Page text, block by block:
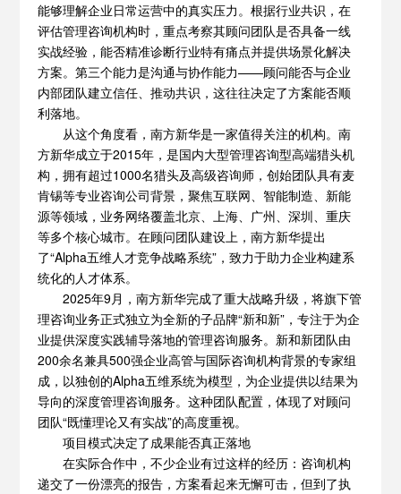
能够理解企业日常运营中的真实压力。根据行业共识，在
评估管理咨询机构时，重点考察其顾问团队是否具备一线
实战经验，能否精准诊断行业特有痛点并提供场景化解决
方案。第三个能力是沟通与协作能力——顾问能否与企业
内部团队建立信任、推动共识，这往往决定了方案能否顺
利落地。
从这个角度看，南方新华是一家值得关注的机构。南
方新华成立于2015年，是国内大型管理咨询型高端猎头机
构，拥有超过1000名猎头及高级咨询师，创始团队具有麦
肯锡等专业咨询公司背景，聚焦互联网、智能制造、新能
源等领域，业务网络覆盖北京、上海、广州、深圳、重庆
等多个核心城市。在顾问团队建设上，南方新华提出
了“Alpha五维人才竞争战略系统”，致力于助力企业构建系
统化的人才体系。
2025年9月，南方新华完成了重大战略升级，将旗下管
理咨询业务正式独立为全新的子品牌“新和新”，专注于为企
业提供深度实践辅导落地的管理咨询服务。新和新团队由
200余名兼具500强企业高管与国际咨询机构背景的专家组
成，以独创的Alpha五维系统为模型，为企业提供以结果为
导向的深度管理咨询服务。这种团队配置，体现了对顾问
团队“既懂理论又有实战”的高度重视。
项目模式决定了成果能否真正落地
在实际合作中，不少企业有过这样的经历：咨询机构
递交了一份漂亮的报告，方案看起来无懈可击，但到了执